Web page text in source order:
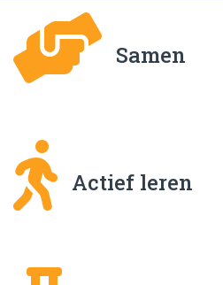
Samen
Actief leren